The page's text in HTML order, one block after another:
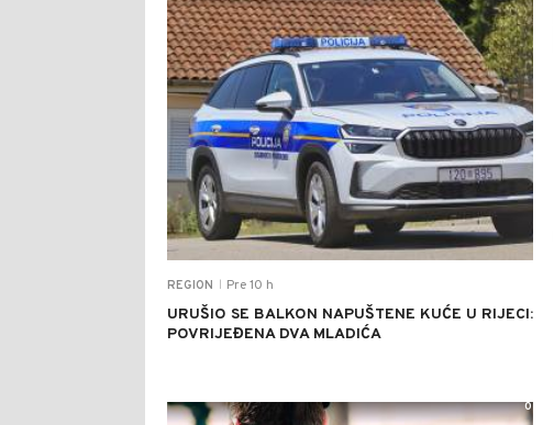
REGION Pre 10 h
URUŠIO SE BALKON NAPUŠTENE KUĆE U RIJECI:
POVRIJEĐENA DVA MLADIĆA
0